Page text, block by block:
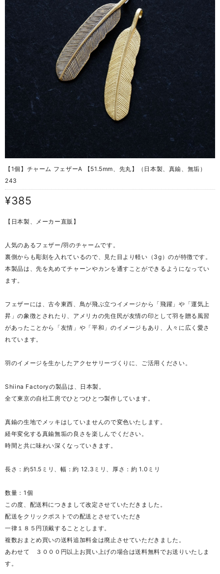
【1個】チャーム フェザーA 【51.5mm、先丸】（日本製、真鍮、無垢）
243
¥385
【日本製、メーカー直販】
人気のあるフェザー/羽のチャームです。
裏側からも彫刻を入れているので、見た目より軽い（3g）のが特徴です。
本製品は、先を丸めてチャーンやカンを通すことができるようになってい
ます。
フェザーには、古今東西、鳥が飛ぶ立つイメージから「飛躍」や「運気上
昇」の象徴とされたり、アメリカの先住民が友情の印として羽を贈る風習
があったことから「友情」や「平和」のイメージもあり、人々に広く愛さ
れています。
羽のイメージを生かしたアクセサリーづくりに、ご活用ください。
Shiina Factoryの製品は、日本製。
全て東京の自社工房でひとつひとつ製作しています。
真鍮の生地でメッキはしていませんので変色いたします。
経年変化する真鍮無垢の良さを楽しんでください。
時間と共に味わい深くなっていきます。
長さ：約51.5ミリ、幅：約 12.3ミリ、厚さ：約 1.0ミリ
数量：1個
この度、配送料につきまして改定させていただきました。
配送をクリックポストでの配送とさせていただき
一律１８５円頂戴することとします。
複数おまとめ買いの送料追加料金は廃止させていただきました。
あわせて ３０００円以上お買い上げの場合は送料無料でお送りいたしま
す。